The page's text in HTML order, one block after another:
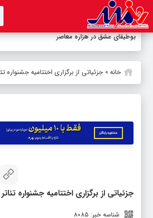
بوطیقای عشق در هزاره معاصر
خانه» جزئیاتی از برگزاری اختتامیه جشنواره
جزئیاتی از برگزاری اختتامیه جشنواره
شناسه خبر: 8085